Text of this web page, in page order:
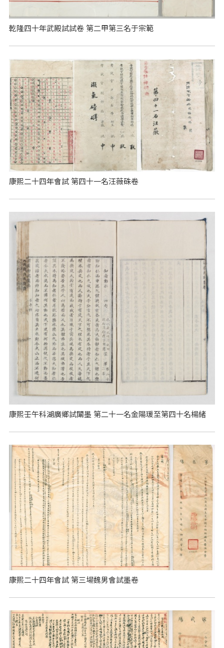
乾隆四十年武殿試試卷 第二甲第三名于宗範
康熙二十四年會試 第四十一名汪薇硃卷
康熙壬午科湖廣鄉試闈墨 第二十一名金陽瑗至第四十名楊緒
康熙二十四年會試 第三場魏男會試墨卷